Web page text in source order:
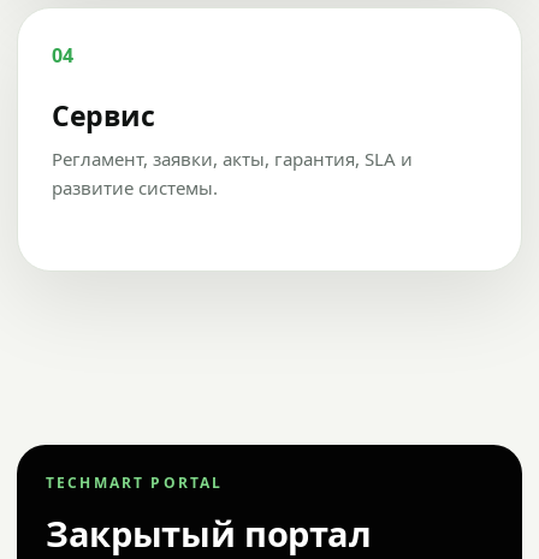
04
Сервис
Регламент, заявки, акты, гарантия, SLA и
развитие системы.
TECHMART PORTAL
Закрытый портал